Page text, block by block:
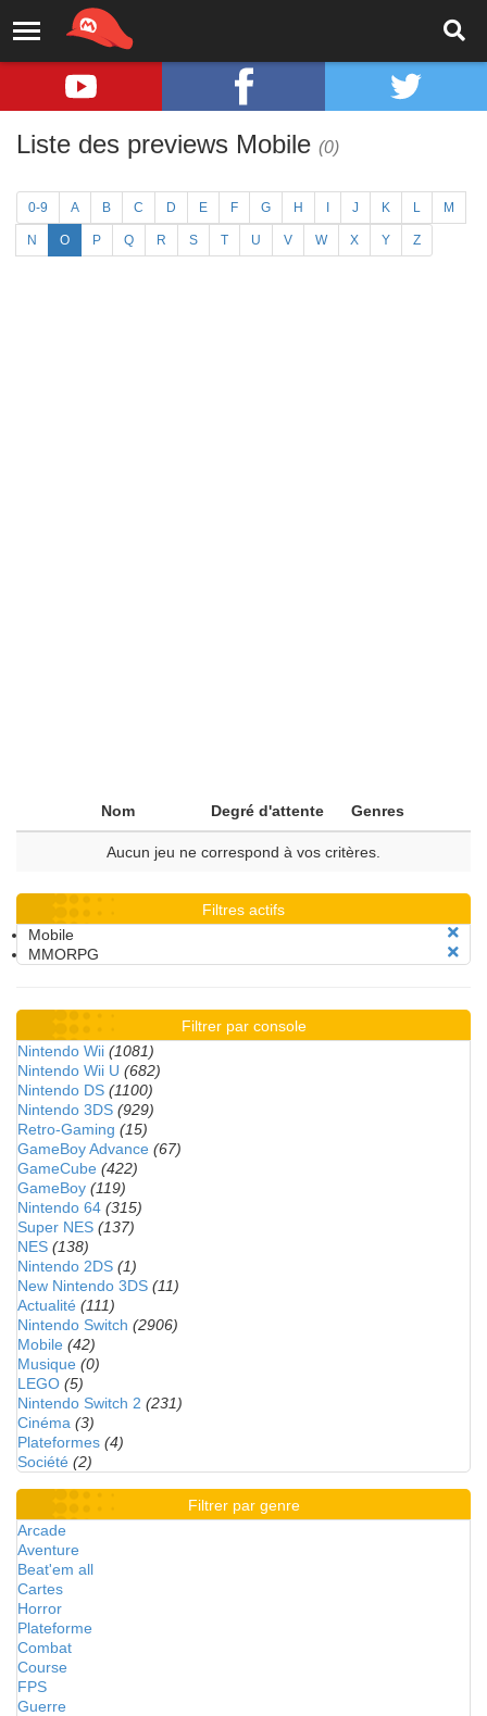
Liste des previews Mobile (0)
0-9 A B C D E F G H J K L M
N O P Q R S T U V W X Y Z
Nom Degré d'attente Genres
Aucun jeu ne correspond à vos critères.
Filtres actifs
Mobile
MMORPG
Filtrer par console
Nintendo Wii (1081)
Nintendo Wii U (682)
Nintendo DS (1100)
Nintendo 3DS (929)
Retro-Gaming (15)
GameBoy Advance (67)
GameCube (422)
GameBoy (119)
Nintendo 64 (315)
Super NES (137)
NES (138)
Nintendo 2DS (1)
New Nintendo 3DS (11)
Actualité (111)
Nintendo Switch (2906)
Mobile (42)
Musique (0)
LEGO (5)
Nintendo Switch 2 (231)
Cinéma (3)
Plateformes (4)
Société (2)
Filtrer par genre
Arcade
Aventure
Beat'em all
Cartes
Horror
Plateforme
Combat
Course
FPS
Guerre